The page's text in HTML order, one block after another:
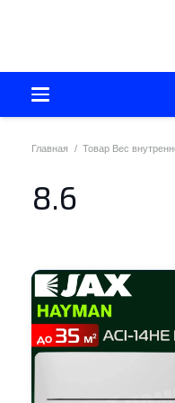
Главная / Товар Вес
8.6